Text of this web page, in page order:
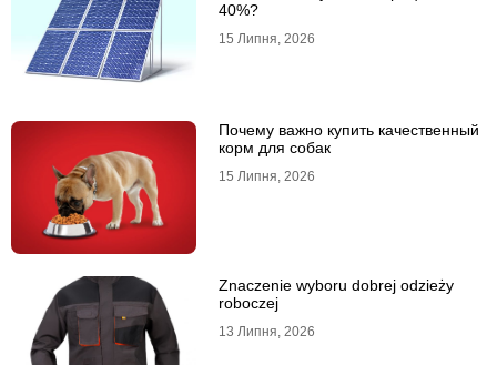
40%?
15 Липня, 2026
Почему важно купить качественный
корм для собак
15 Липня, 2026
Znaczenie wyboru dobrej odzieży
roboczej
13 Липня, 2026